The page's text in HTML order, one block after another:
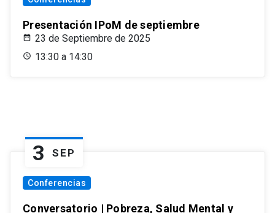
Presentación IPoM de septiembre
23 de Septiembre de 2025
13:30 a 14:30
3 SEP
Conferencias
Conversatorio | Pobreza, Salud Mental y